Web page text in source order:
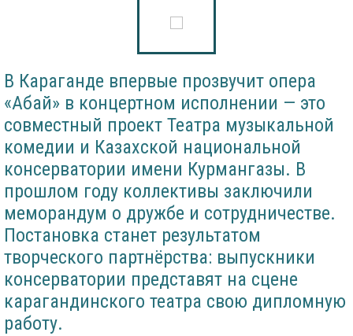
В Караганде впервые прозвучит опера
«Абай» в концертном исполнении — это
совместный проект Театра музыкальной
комедии и Казахской национальной
консерватории имени Курмангазы. В
прошлом году коллективы заключили
меморандум о дружбе и сотрудничестве.
Постановка станет результатом
творческого партнёрства: выпускники
консерватории представят на сцене
карагандинского театра свою дипломную
работу.